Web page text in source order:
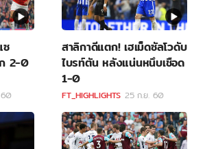
ซ
2-0
สาลิกาดีแตก! เฮเม็ดซัลโวดับ
ไบรท์ตัน หลังแน่นหนึบเชือด
1-0
FT_HIGHLIGHTS 25 ก.ย. 60